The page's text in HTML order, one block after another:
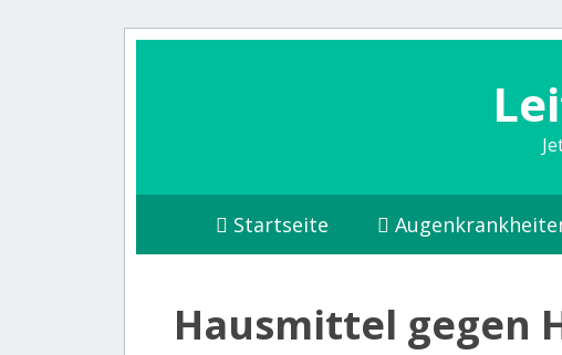
Startseite
Hausmittel gegen